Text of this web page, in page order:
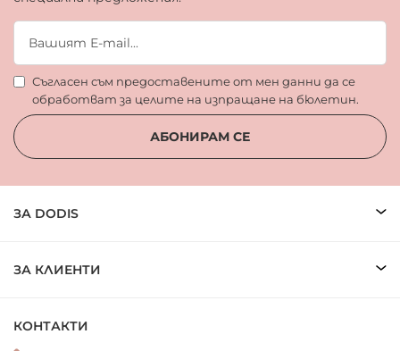
Съгласен съм предоставените от мен данни да се
обработват за целите на изпращане на бюлетин.
АБОНИРАМ СЕ
ЗА DODIS
ЗА КЛИЕНТИ
КОНТАКТИ